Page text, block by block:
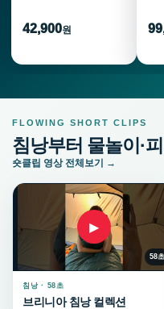
42,900원
FLOWING SHORT CLIPS
침낭부터 물놀이·
숏클립 영상 전체보기 →
▶
58초
침낭 · 58초
브리니아 침낭 컬렉션